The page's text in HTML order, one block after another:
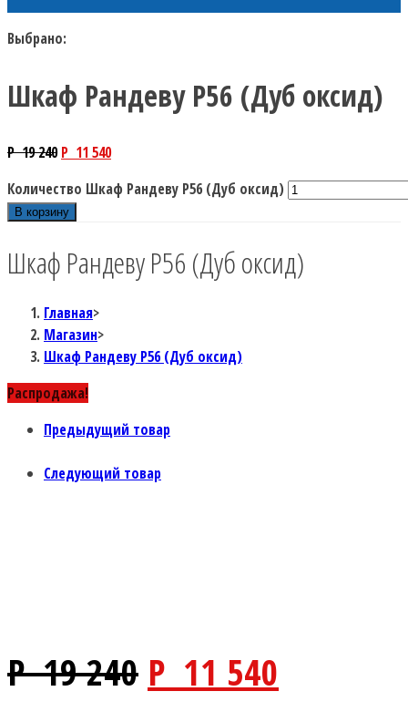
Выбрано:
Шкаф Рандеву P56 (Дуб оксид)
P19 240 P 11 540
Количество Шкаф Рандеву P56 (Дуб оксид)
В корзину
Шкаф Рандеву P56 (Дуб оксид)
Главная>
Магазин>
Шкаф Рандеву P56 (Дуб оксид)
Распродажа!
Предыдущий товар
Следующий товар
P19 240 P 11 540